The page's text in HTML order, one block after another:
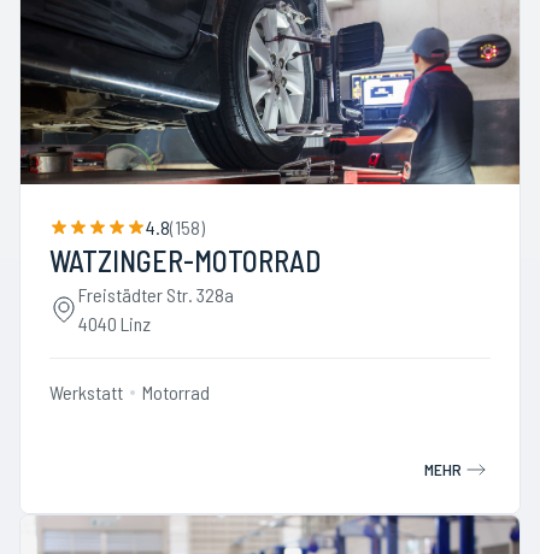
4.8(158)
WATZINGER-MOTORRAD
Freistädter Str. 328a
4040 Linz
Werkstatt Motorrad
MEHR